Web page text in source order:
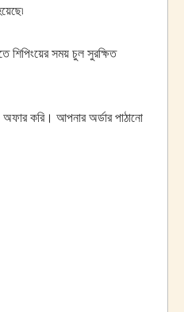
শিপিংয়ের সময় চুল সুরক্ষিত
অফার করি। আপনার অর্ডার পাঠানো